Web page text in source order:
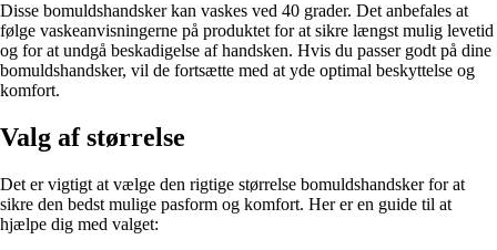
Disse bomuldshandsker kan vaskes ved 40 grader. Det anbefales at
følge vaskeanvisningerne på produktet for at sikre længst mulig levetid
og for at undgå beskadigelse af handsken. Hvis du passer godt på dine
bomuldshandsker, vil de fortsætte med at yde optimal beskyttelse og
komfort.
Valg af størrelse
Det er vigtigt at vælge den rigtige størrelse bomuldshandsker for at
sikre den bedst mulige pasform og komfort. Her er en guide til at
hjælpe dig med valget: